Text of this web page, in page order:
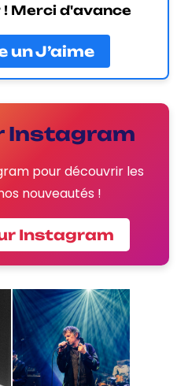
Merci d'avance
un J’aime
Instagram
pour découvrir les
nouveautés !
Instagram